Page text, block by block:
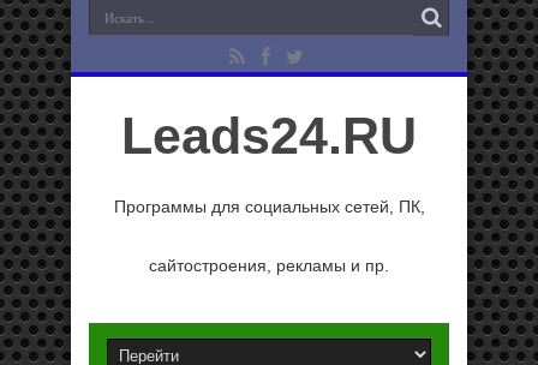
Leads24.RU
Программы для социальных сетей, ПК,
сайтостроения, рекламы и пр.